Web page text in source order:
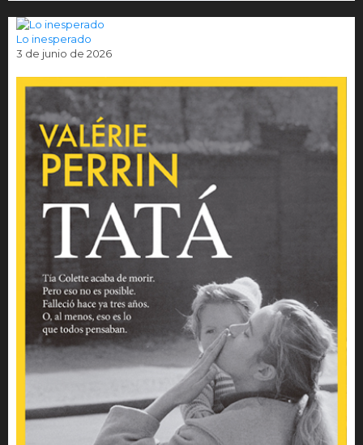
Lo inesperado
3 de junio de 2026